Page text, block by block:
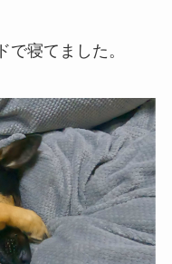
寝てました。